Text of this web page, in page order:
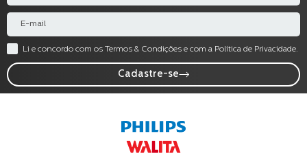
Li e concordo com os Termos & Condições e com a Política de Privacidade.
Cadastre-se